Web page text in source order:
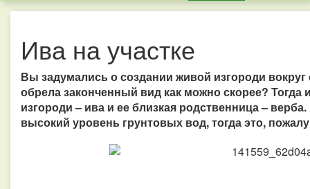
Ива на участке
Вы задумались о создании живой изгороди вокруг
обрела законченный вид как можно скорее?
изгороди – ива и ее близкая родственница –
высокий уровень грунтовых вод, тогда это,